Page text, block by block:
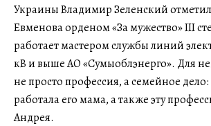
Украины Владимир Зеленский
Евменова орденом «За мужество» III
работает мастером службы линий
кВ и выше АО «Сумыоблэнерго». Для
не просто профессия, а семейное дело:
работала его мама, а также эту
Андрея.